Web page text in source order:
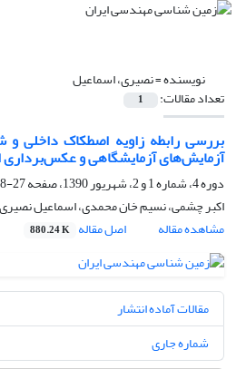
نویسنده =نصیری، اسماعیل
تعداد مقالات: 1
بررسی رابطه زاویه اصطکاک داخلی و
آزمایش‌های آزمایشگاهی و عکس‌برداری
دوره 4، شماره 1 و 2، شهریور 1390، صفحه
27-38
اکبر چشمی، نسیم خان محمدی، اسماعیل نصیری
مشاهده مقاله
اصل مقاله 880.24 K
مقالات آماده انتشار
شماره جاری